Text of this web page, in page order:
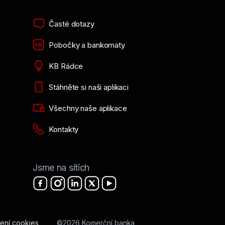
Časté dotazy
Pobočky a bankomaty
KB Rádce
Stáhněte si naši aplikaci
Všechny naše aplikace
Kontakty
Jsme na sítích
cookies ©2026 Komerční banka